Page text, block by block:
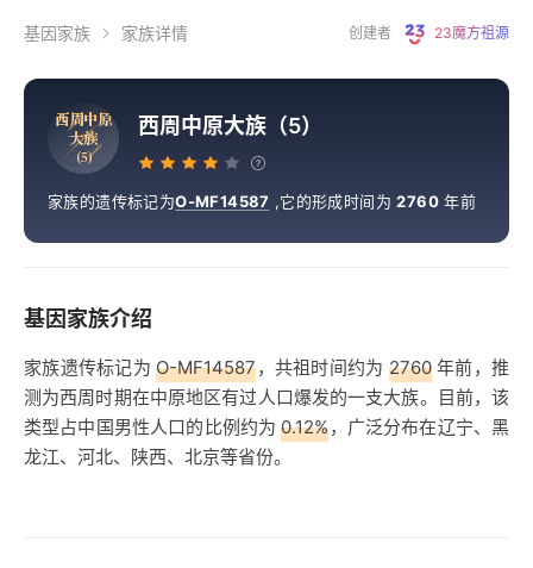
基因家族 家族详情 创建者 23魔方祖源
西周中原
大族
（5）
西周中原大族（5）
家族的遗传标记为O-MF14587 ,它的形成时间为2760 年前
基因家族介绍
家族遗传标记为O-MF14587，共祖时间约为 2760年前，推
测为西周时期在中原地区有过人口爆发的一支大族。目前，该
类型占中国男性人口的比例约为0.12%，广泛分布在辽宁、黑
龙江、河北、陕西、北京等省份。